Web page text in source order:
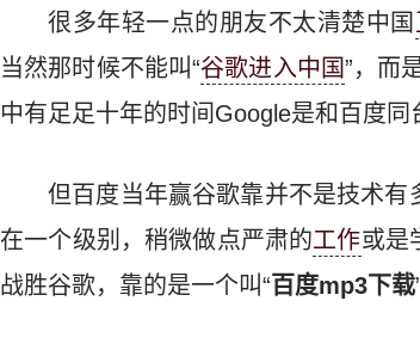
很多年轻一点的朋友不太清楚中国
当然那时候不能叫“谷歌进入中国”，而
中有足足十年的时间Google是和百度
但百度当年赢谷歌靠并不是技术
在一个级别，稍微做点严肃的工作或是
战胜谷歌，靠的是一个叫“百度mp3下载